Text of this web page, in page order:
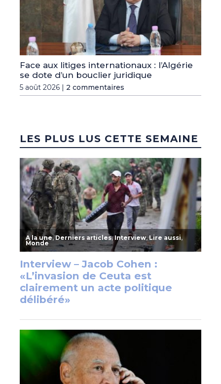
Face aux litiges internationaux : l’Algérie
se dote d’un bouclier juridique
5 août 2026 | 2 commentaires
LES PLUS LUS CETTE SEMAINE